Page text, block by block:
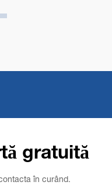
a
gratuită
în curând.